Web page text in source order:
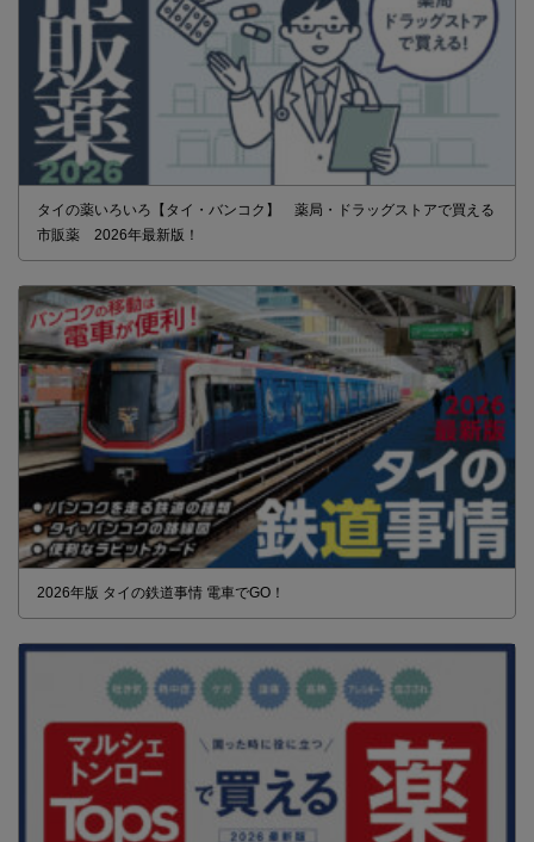
タイの薬いろいろ【タイ・バンコク】 薬局・ドラッグストアで買える
市販薬 2026年最新版！
2026年版 タイの鉄道事情 電車でGO！